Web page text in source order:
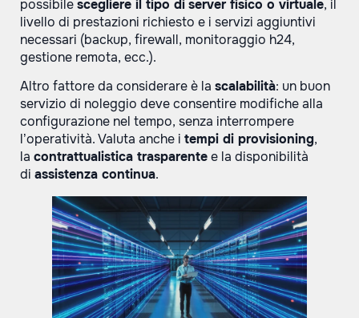
possibilescegliere il tipo diserver fisico o virtuale, il
livello di prestazioni richiesto e i servizi aggiuntivi
necessari (backup, firewall, monitoraggio h24,
gestione remota, ecc.).
Altro fattore da considerare è la scalabilità: un buon
servizio di noleggio deve consentire modifiche alla
configurazione nel tempo, senza interrompere
l’operatività. Valuta anche i tempi di provisioning,
la contrattualistica trasparentee la disponibilità
di assistenza continua.